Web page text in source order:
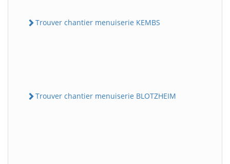
Trouver chantier menuiserie KEMBS
Trouver chantier menuiserie BLOTZHEIM